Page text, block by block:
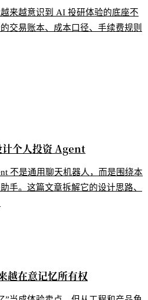
来越意识到 AI 投研体验的底座不
交易账本、成本口径、手续费规则
计个人投资 Agent
不是通用聊天机器人，而是围绕本
手。这篇文章拆解它的设计思路、
越在意记忆所有权